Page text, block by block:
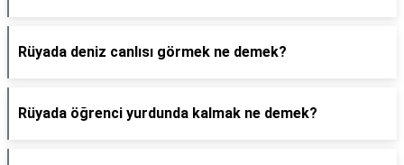
Rüyada deniz canlısı görmek ne demek?
Rüyada öğrenci yurdunda kalmak ne demek?